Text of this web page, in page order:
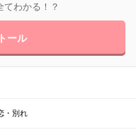
わかる！？
ール
・別れ